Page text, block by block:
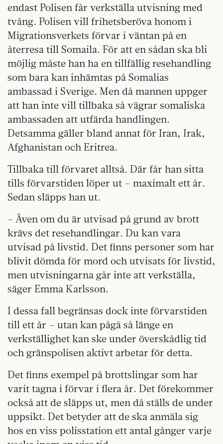
endast Polisen får verkställa utvisning med
tvång. Polisen vill frihetsberöva honom i
Migrationsverkets förvar i väntan på en
återresa till Somaila. För att en sådan ska bli
möjlig måste han ha en tillfällig resehandling
som bara kan inhämtas på Somalias
ambassad i Sverige. Men då mannen uppger
att han inte vill tillbaka så vägrar somaliska
ambassaden att utfärda handlingen.
Detsamma gäller bland annat för Iran, Irak,
Afghanistan och Eritrea.
Tillbaka till förvaret alltså. Där får han sitta
tills förvarstiden löper ut – maximalt ett år.
Sedan släpps han ut.
– Även om du är utvisad på grund av brott
krävs det resehandlingar. Du kan vara
utvisad på livstid. Det finns personer som har
blivit dömda för mord och utvisats för livstid,
men utvisningarna går inte att verkställa,
säger Emma Karlsson.
I dessa fall begränsas dock inte förvarstiden
till ett år – utan kan pågå så länge en
verkställighet kan ske under överskådlig tid
och gränspolisen aktivt arbetar för detta.
Det finns exempel på brottslingar som har
varit tagna i förvar i flera år. Det förekommer
också att de släpps ut, men då ställs de under
uppsikt. Det betyder att de ska anmäla sig
hos en viss polisstation ett antal gånger varje